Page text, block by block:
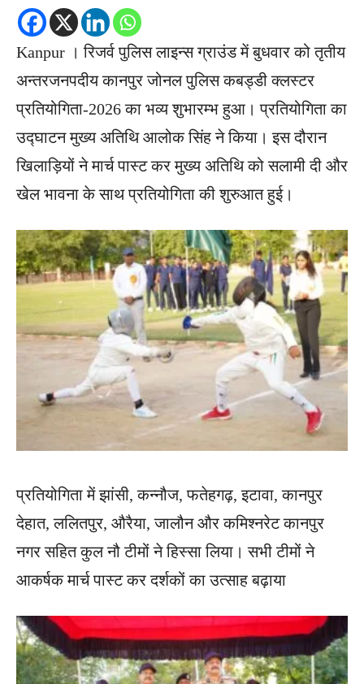
Kanpur । रिजर्व पुलिस लाइन्स ग्राउंड में बुधवार को तृतीय
अन्तरजनपदीय कानपुर जोनल पुलिस कबड्डी क्लस्टर
प्रतियोगिता-2026 का भव्य शुभारम्भ हुआ। प्रतियोगिता का
उद्घाटन मुख्य अतिथि आलोक सिंह ने किया। इस दौरान
खिलाड़ियों ने मार्च पास्ट कर मुख्य अतिथि को सलामी दी और
खेल भावना के साथ प्रतियोगिता की शुरुआत हुई।
प्रतियोगिता में झांसी, कन्नौज, फतेहगढ़, इटावा, कानपुर
देहात, ललितपुर, औरैया, जालौन और कमिश्नरेट कानपुर
नगर सहित कुल नौ टीमों ने हिस्सा लिया। सभी टीमों ने
आकर्षक मार्च पास्ट कर दर्शकों का उत्साह बढ़ाया